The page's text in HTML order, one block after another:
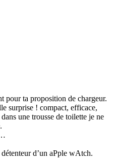
ta proposition de chargeur.
surprise ! compact, efficace,
une trousse de toilette je ne
d’un aPple wAtch.